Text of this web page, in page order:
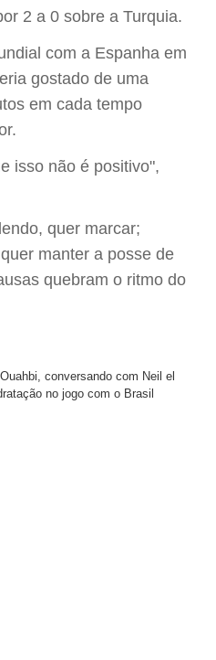
2 a 0 sobre a Turquia.
com a Espanha em
gostado de uma
em cada tempo
isso não é positivo",
quer marcar;
manter a posse de
quebram o ritmo do
conversando com Neil el
no jogo com o Brasil